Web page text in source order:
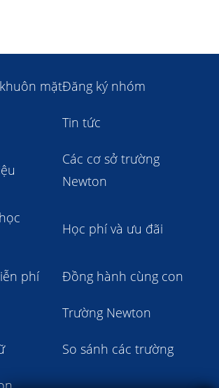
mặtĐăng ký nhóm
Tin tức
Các cơ sở trường
Newton
Học phí và ưu đãi
phí Đồng hành cùng con
Trường Newton
So sánh các trường